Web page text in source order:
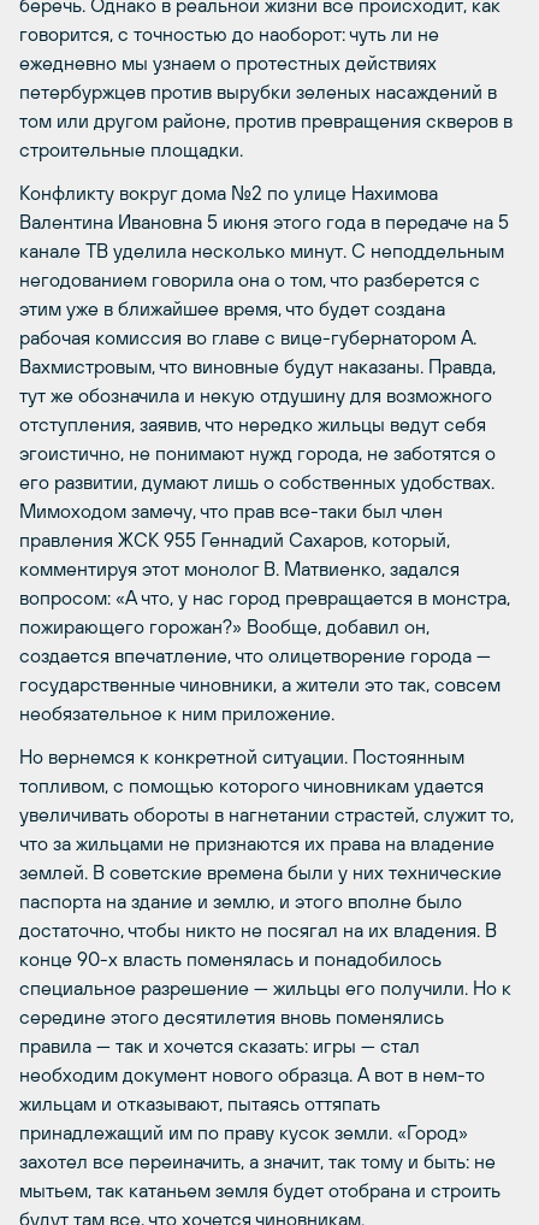
говорится, с точностью до наоборот: чуть ли не
ежедневно мы узнаем о протестных действиях
петербуржцев против вырубки зеленых насаждений в
том или другом районе, против превращения скверов в
строительные площадки.
Конфликту вокруг дома №2 по улице Нахимова
Валентина Ивановна 5 июня этого года в передаче на 5
канале ТВ уделила несколько минут. С неподдельным
негодованием говорила она о том, что разберется с
этим уже в ближайшее время, что будет создана
рабочая комиссия во главе с вице-губернатором А.
Вахмистровым, что виновные будут наказаны. Правда,
тут же обозначила и некую отдушину для возможного
отступления, заявив, что нередко жильцы ведут себя
эгоистично, не понимают нужд города, не заботятся о
его развитии, думают лишь о собственных удобствах.
Мимоходом замечу, что прав все-таки был член
правления ЖСК 955 Геннадий Сахаров, который,
комментируя этот монолог В. Матвиенко, задался
вопросом: «А что, у нас город превращается в монстра,
пожирающего горожан?» Вообще, добавил он,
создается впечатление, что олицетворение города —
государственные чиновники, а жители это так, совсем
необязательное к ним приложение.
Но вернемся к конкретной ситуации. Постоянным
топливом, с помощью которого чиновникам удается
увеличивать обороты в нагнетании страстей, служит то,
что за жильцами не признаются их права на владение
землей. В советские времена были у них технические
паспорта на здание и землю, и этого вполне было
достаточно, чтобы никто не посягал на их владения. В
конце 90-х власть поменялась и понадобилось
специальное разрешение — жильцы его получили. Но к
середине этого десятилетия вновь поменялись
правила — так и хочется сказать: игры — стал
необходим документ нового образца. А вот в нем-то
жильцам и отказывают, пытаясь оттяпать
принадлежащий им по праву кусок земли. «Город»
захотел все переиначить, а значит, так тому и быть: не
мытьем, так катаньем земля будет отобрана и строить
будут там все, что хочется чиновникам.